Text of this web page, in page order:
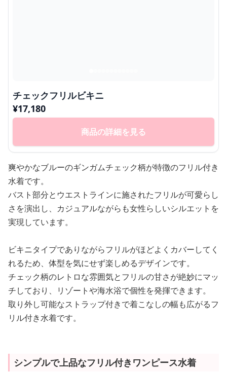
チェックフリルビキニ
¥17,180
商品の詳細を見る
爽やかなブルーのギンガムチェック柄が特徴のフリル付き
水着です。
バスト部分とウエストラインに施されたフリルが可愛らし
さを演出し、カジュアルながらも女性らしいシルエットを
実現しています。
ビキニタイプでありながらフリルがほどよくカバーしてく
れるため、体型を気にせず楽しめるデザインです。
チェック柄のレトロな雰囲気とフリルの甘さが絶妙にマッ
チしており、リゾートや海水浴で個性を発揮できます。
取り外し可能なストラップ付きで着こなしの幅も広がるフ
リル付き水着です。
シンプルで上品なフリル付きワンピース水着